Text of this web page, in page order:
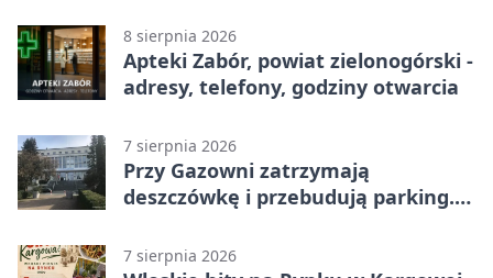
8 sierpnia 2026
Apteki Zabór, powiat zielonogórski -
adresy, telefony, godziny otwarcia
7 sierpnia 2026
Przy Gazowni zatrzymają
deszczówkę i przebudują parking.
7 sierpnia 2026